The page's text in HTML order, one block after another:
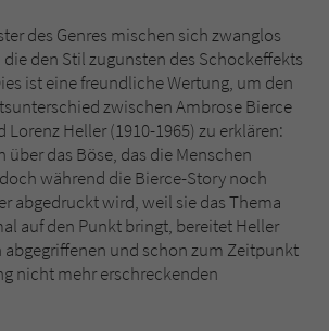
des Genres mischen sich zwanglos
den Stil zugunsten des Schockeffekts
ist eine freundliche Wertung, um den
zwischen Ambrose Bierce
Lorenz Heller (1910-1965) zu erklären:
über das Böse, das die Menschen
während die Bierce-Story noch
abgedruckt wird, weil sie das Thema
auf den Punkt bringt, bereitet Heller
und schon zum Zeitpunkt
nicht mehr erschreckenden